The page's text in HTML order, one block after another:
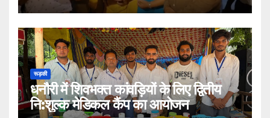
रूड़की
AUGUST 6, 2026 SAMACHAR EXPRESS